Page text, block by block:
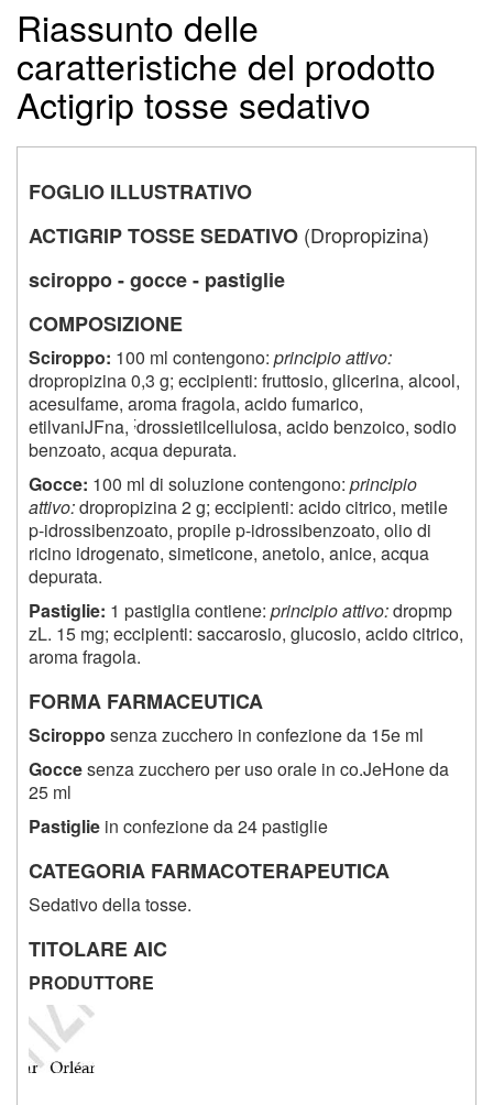
Riassunto delle
caratteristiche del prodotto
Actigrip tosse sedativo
FOGLIO ILLUSTRATIVO
ACTIGRIP TOSSE SEDATIVO (Dropropizina)
sciroppo - gocce - pastiglie
COMPOSIZIONE
Sciroppo: 100 ml contengono: principio attivo:
dropropizina 0,3 g; eccipienti: fruttosio, glicerina, alcool,
acesulfame, aroma fragola, acido fumarico,
etilvaniJFna, ;drossietilcellulosa, acido benzoico, sodio
benzoato, acqua depurata.
Gocce: 100 ml di soluzione contengono: principio
attivo:dropropizina 2 g; eccipienti: acido citrico, metile
p-idrossibenzoato, propile p-idrossibenzoato, olio di
ricino idrogenato, simeticone, anetolo, anice, acqua
depurata.
Pastiglie: 1 pastiglia contiene: principio attivo:dropmp
zL. 15 mg; eccipienti: saccarosio, glucosio, acido citrico,
aroma fragola.
FORMA FARMACEUTICA
Sciroppo senza zucchero in confezione da 15e ml
Goccesenza zucchero per uso orale in co.JeHone da
25 ml
Pastiglie in confezione da 24 pastiglie
CATEGORIA FARMACOTERAPEUTICA
Sedativo della tosse.
TITOLARE AIC
PRODUTTORE